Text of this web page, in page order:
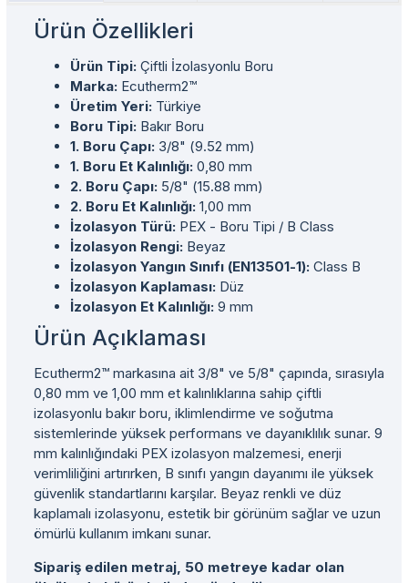
Ürün Özellikleri
Ürün Tipi: Çiftli İzolasyonlu Boru
Marka: Ecutherm2™
Üretim Yeri: Türkiye
Boru Tipi: Bakır Boru
1. Boru Çapı: 3/8" (9.52 mm)
1. Boru Et Kalınlığı: 0,80 mm
2. Boru Çapı: 5/8" (15.88 mm)
2. Boru Et Kalınlığı: 1,00 mm
İzolasyon Türü: PEX - Boru Tipi / B Class
İzolasyon Rengi: Beyaz
İzolasyon Yangın Sınıfı (EN13501-1): Class B
İzolasyon Kaplaması: Düz
İzolasyon Et Kalınlığı: 9 mm
Ürün Açıklaması
Ecutherm2™ markasına ait 3/8" ve 5/8" çapında, sırasıyla
0,80 mm ve 1,00 mm et kalınlıklarına sahip çiftli
izolasyonlu bakır boru, iklimlendirme ve soğutma
sistemlerinde yüksek performans ve dayanıklılık sunar. 9
mm kalınlığındaki PEX izolasyon malzemesi, enerji
verimliliğini artırırken, B sınıfı yangın dayanımı ile yüksek
güvenlik standartlarını karşılar. Beyaz renkli ve düz
kaplamalı izolasyonu, estetik bir görünüm sağlar ve uzun
ömürlü kullanım imkanı sunar.
Sipariş edilen metraj, 50 metreye kadar olan